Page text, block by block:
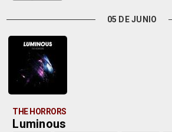
05 DE JUNIO
THE HORRORS
Luminous